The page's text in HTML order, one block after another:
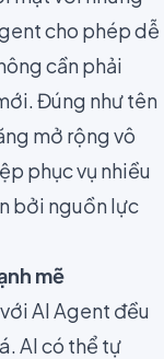
cho phép dễ
cần phải
Đúng như tên
mở rộng vô
phục vụ nhiều
bởi nguồn lực
mẽ
AI Agent đều
AI có thể tự